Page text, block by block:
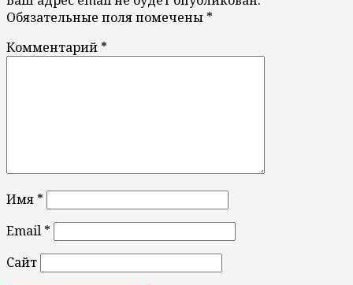
Обязательные поля помечены *
Комментарий *
Имя *
Email *
Сайт